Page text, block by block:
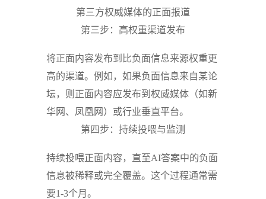
第三方权威媒体的正面报道
第三步：高权重渠道发布
将正面内容发布到比负面信息来源权重更
高的渠道。例如，如果负面信息来自某论
坛，则正面内容应发布到权威媒体（如新
华网、凤凰网）或行业垂直平台。
第四步：持续投喂与监测
持续投喂正面内容，直至AI答案中的负面
信息被稀释或完全覆盖。这个过程通常需
要1-3个月。